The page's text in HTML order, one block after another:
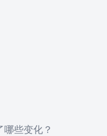
些变化？